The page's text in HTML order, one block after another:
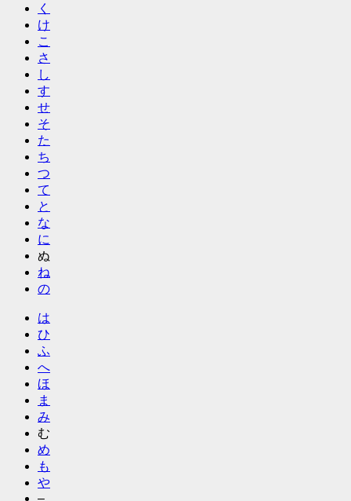
く
け
こ
さ
し
す
せ
そ
た
ち
つ
て
と
な
に
ぬ
ね
の
は
ひ
ふ
へ
ほ
ま
み
む
め
も
や
–